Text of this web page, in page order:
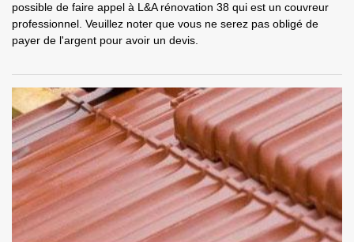
possible de faire appel à L&A rénovation 38 qui est un couvreur
professionnel. Veuillez noter que vous ne serez pas obligé de
payer de l'argent pour avoir un devis.